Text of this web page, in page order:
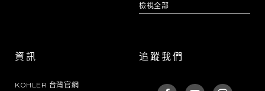
檢視全部
資訊
KOHLER 台灣官網
追蹤我們